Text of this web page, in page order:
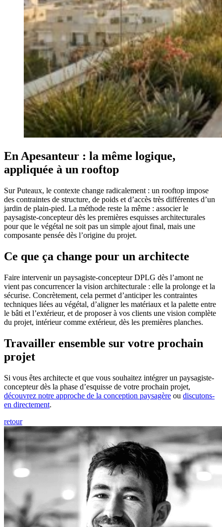
En Apesanteur : la même logique,
appliquée à un rooftop
Sur Puteaux, le contexte change radicalement : un rooftop impose
des contraintes de structure, de poids et d’accès très différentes d’un
jardin de plain-pied. La méthode reste la même : associer le
paysagiste-concepteur dès les premières esquisses architecturales
pour que le végétal ne soit pas un simple ajout final, mais une
composante pensée dès l’origine du projet.
Ce que ça change pour un architecte
Faire intervenir un paysagiste-concepteur DPLG dès l’amont ne
vient pas concurrencer la vision architecturale : elle la prolonge et la
sécurise. Concrètement, cela permet d’anticiper les contraintes
techniques liées au végétal, d’aligner les matériaux et la palette entre
le bâti et l’extérieur, et de proposer à vos clients une vision complète
du projet, intérieur comme extérieur, dès les premières planches.
Travailler ensemble sur votre prochain
projet
Si vous êtes architecte et que vous souhaitez intégrer un paysagiste-
concepteur dès la phase d’esquisse de votre prochain projet,
découvrez notre approche de la conception paysagère ou discutons-
en directement.
retour